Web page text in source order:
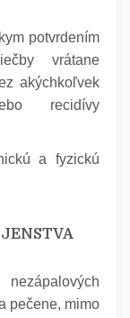
potvrdením
vrátane
akýchkoľvek
recidívy
a fyzickú
pečene, mimo